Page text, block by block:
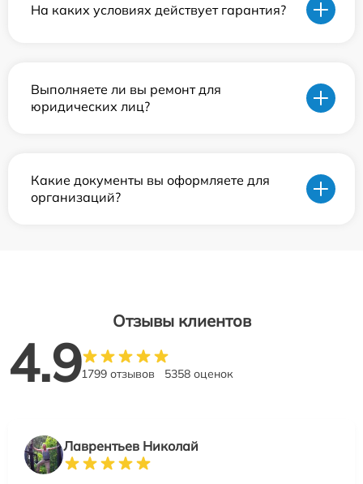
На каких условиях действует гарантия?
Выполняете ли вы ремонт для
юридических лиц?
Какие документы вы оформляете для
организаций?
Отзывы клиентов
4.91799 отзывов 5358 оценок
Лаврентьев Николай